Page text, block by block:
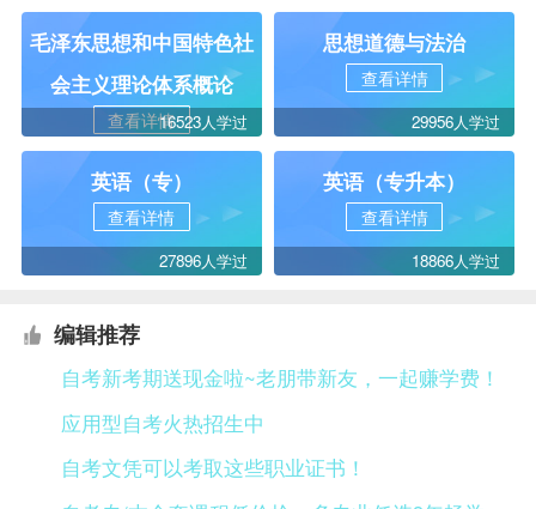
毛泽东思想和中国特色社
会主义理论体系概论
查看详情16523人学过
思想道德与法治
查看详情
29956人学过
英语（专）
查看详情
27896人学过
英语（专升本）
查看详情
18866人学过
编辑推荐
自考新考期送现金啦~老朋带新友，一起赚学费！
应用型自考火热招生中
自考文凭可以考取这些职业证书！